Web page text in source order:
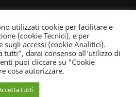
altrimenti quest’opera è distribuita con Licenza
- Non commerciale - Non opere derivate 2.5 Italia
utilizzati cookie per facilitare e
(cookie Tecnici), e per
sugli accessi (cookie Analitici).
tutti”, darai consenso all'utilizzo di
puoi cliccare su "Cookie
cosa autorizzare.
tutti